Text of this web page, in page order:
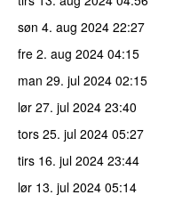
søn 4. aug 2024 22:27
fre 2. aug 2024 04:15
man 29. jul 2024 02:15
lør 27. jul 2024 23:40
tors 25. jul 2024 05:27
tirs 16. jul 2024 23:44
lør 13. jul 2024 05:14